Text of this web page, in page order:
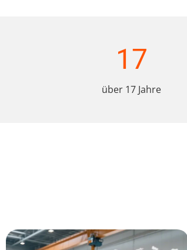
17
über 17 Jahre